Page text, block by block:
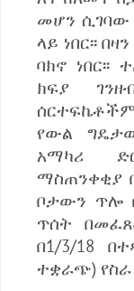
መሆን ሲገባው
ላይ ነበር፡፡
ባክኖ
ክፍያ
የውል
አማካሪ
ማስጠንቀቂያ
ቦታውን ጥሎ
ጥሰት
በ1/3/18
ተቋራጭ) የስራ